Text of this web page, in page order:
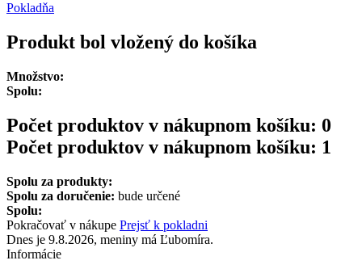
Pokladňa
Produkt bol vložený do košíka
Množstvo:
Spolu:
Počet produktov v nákupnom košíku: 0
Počet produktov v nákupnom košíku: 1
Spolu za produkty:
Spolu za doručenie: bude určené
Spolu:
Pokračovať v nákupe Prejsť k pokladni
Dnes je 9.8.2026, meniny má Ľubomíra.
Informácie